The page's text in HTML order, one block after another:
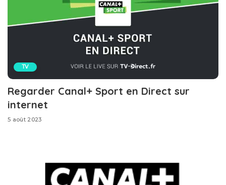
TV
Regarder Canal+ Sport en Direct sur
internet
5 août 2023